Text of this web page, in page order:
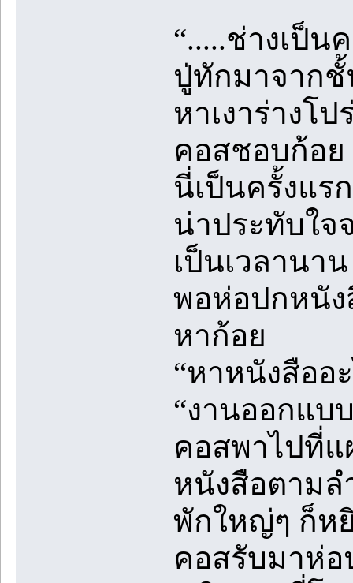
“.....ช่างเป็น
ปู่ทักมาจากชั้
หาเงาร่างโ
คอสชอบก้อ
นี่เป็นครั้งแร
น่าประทับใจ
เป็นเวลานาน
พอห่อปกหนัง
หาก้อย
“หาหนังสืออ
“งานออกแบ
คอสพาไปที่แ
หนังสือตามล
พักใหญ่ๆ ก็ห
คอสรับมาห่อ